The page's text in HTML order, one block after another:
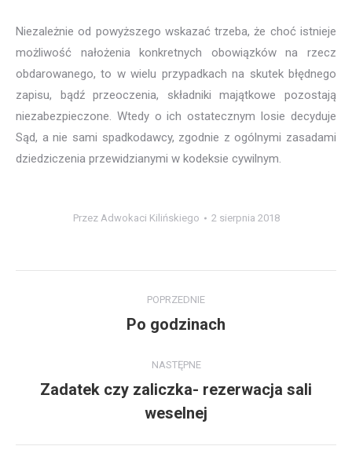
Niezależnie od powyższego wskazać trzeba, że choć istnieje
możliwość nałożenia konkretnych obowiązków na rzecz
obdarowanego, to w wielu przypadkach na skutek błędnego
zapisu, bądź przeoczenia, składniki majątkowe pozostają
niezabezpieczone. Wtedy o ich ostatecznym losie decyduje
Sąd, a nie sami spadkodawcy, zgodnie z ogólnymi zasadami
dziedziczenia przewidzianymi w kodeksie cywilnym.
Przez Adwokaci Kilińskiego 2 sierpnia 2018
POPRZEDNIE
Poprzedni
Po godzinach
NASTĘPNE
wpis:
Zadatek czy zaliczka- rezerwacja sali
weselnej